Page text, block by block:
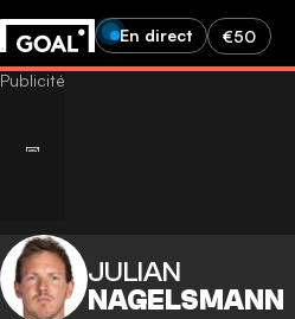
En direct €50
JULIAN
NAGELSMANN